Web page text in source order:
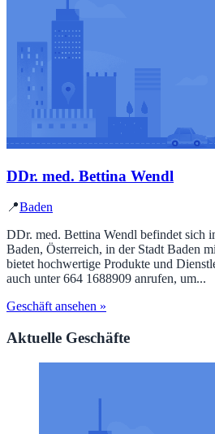
DDr. med. Bettina Wendl
📍Baden
DDr. med. Bettina Wendl befindet sich
Baden, Österreich, in der Stadt Baden
bietet hochwertige Produkte und
auch unter 664 1688909 anrufen, um...
Geschäft ansehen »
Aktuelle Geschäfte